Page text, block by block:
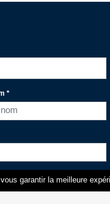
*
garantir la meilleure